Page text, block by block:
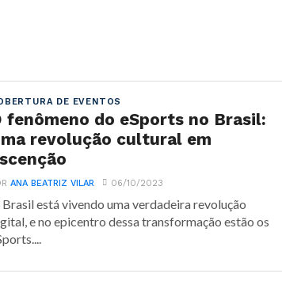
DE EVENTOS
fenômeno do eSports no Brasil:
revolução cultural em
ANA BEATRIZ VILAR 06/10/2023
Brasil está vivendo uma verdadeira revolução
e no epicentro dessa transformação estão os